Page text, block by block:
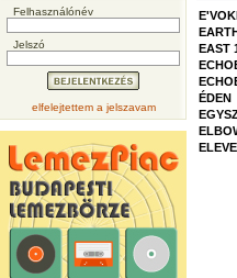
Felhasználónév
Jelszó
elfelejtettem a jelszavam
EAST
ÉDEN